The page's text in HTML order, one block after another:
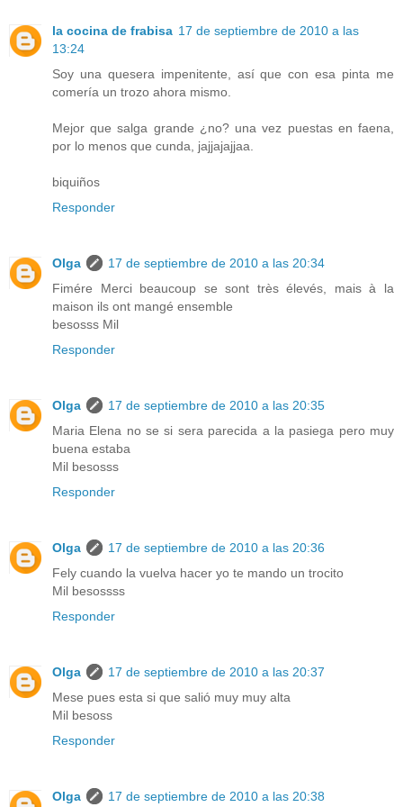
la cocina de frabisa 17 de septiembre de 2010 a las
13:24
Soy una quesera impenitente, así que con esa pinta me
comería un trozo ahora mismo.
Mejor que salga grande ¿no? una vez puestas en faena,
por lo menos que cunda, jajjajajjaa.
biquiños
Responder
Olga
17 de septiembre de 2010 a las 20:34
Fimére Merci beaucoup se sont très élevés, mais à la
maison ils ont mangé ensemble
besosss Mil
Responder
Olga
17 de septiembre de 2010 a las 20:35
Maria Elena no se si sera parecida a la pasiega pero muy
buena estaba
Mil besosss
Responder
Olga
17 de septiembre de 2010 a las 20:36
Fely cuando la vuelva hacer yo te mando un trocito
Mil besossss
Responder
Olga
17 de septiembre de 2010 a las 20:37
Mese pues esta si que salió muy muy alta
Mil besoss
Responder
Olga 17 de septiembre de 2010 a las 20:38